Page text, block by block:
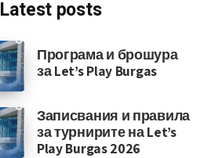
Latest posts
Програма и брошура
за Let’s Play Burgas
Записвания и правила
за турнирите на Let’s
Play Burgas 2026